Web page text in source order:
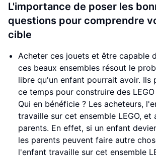
L'importance de poser les
questions pour comprendre
cible
Acheter ces jouets et être capable
ces beaux ensembles résout le
libre qu'un enfant pourrait avoir. Ils
ce temps pour construire des
Qui en bénéficie ? Les acheteurs,
travaille sur cet ensemble LEGO, et
parents. En effet, si un enfant
les parents peuvent faire autre
l'enfant travaille sur cet ensemble